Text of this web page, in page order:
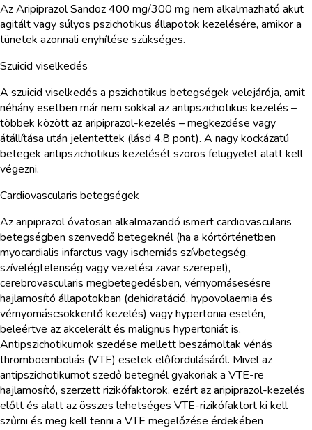
Az Aripiprazol Sandoz 400 mg/300 mg nem alkalmazható akut
agitált vagy súlyos pszichotikus állapotok kezelésére, amikor a
tünetek azonnali enyhítése szükséges.
Szuicid viselkedés
A szuicid viselkedés a pszichotikus betegségek velejárója, amit
néhány esetben már nem sokkal az antipszichotikus kezelés –
többek között az aripiprazol-kezelés – megkezdése vagy
átállítása után jelentettek (lásd 4.8 pont). A nagy kockázatú
betegek antipszichotikus kezelését szoros felügyelet alatt kell
végezni.
Cardiovascularis betegségek
Az aripiprazol óvatosan alkalmazandó ismert cardiovascularis
betegségben szenvedő betegeknél (ha a kórtörténetben
myocardialis infarctus vagy ischemiás szívbetegség,
szívelégtelenség vagy vezetési zavar szerepel),
cerebrovascularis megbetegedésben, vérnyomásesésre
hajlamosító állapotokban (dehidratáció, hypovolaemia és
vérnyomáscsökkentő kezelés) vagy hypertonia esetén,
beleértve az akcelerált és malignus hypertoniát is.
Antipszichotikumok szedése mellett beszámoltak vénás
thromboemboliás (VTE) esetek előfordulásáról. Mivel az
antipszichotikumot szedő betegnél gyakoriak a VTE-re
hajlamosító, szerzett rizikófaktorok, ezért az aripiprazol-kezelés
előtt és alatt az összes lehetséges VTE-rizikófaktort ki kell
szűrni és meg kell tenni a VTE megelőzése érdekében